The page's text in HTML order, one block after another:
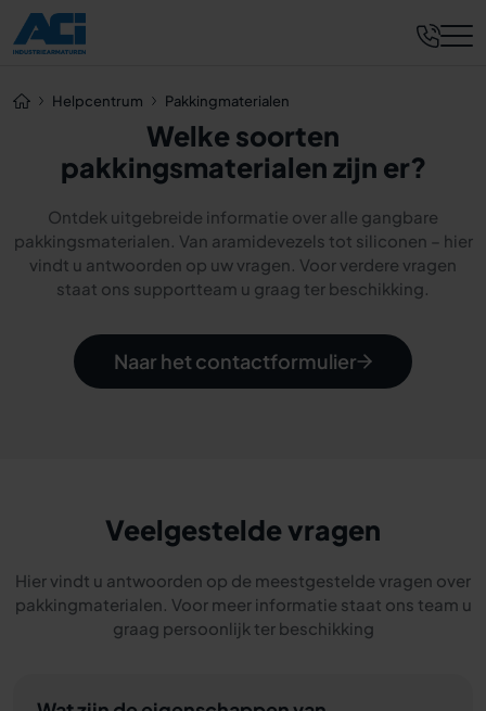
Helpcentrum Pakkingmaterialen
Welke soorten
pakkingsmaterialen zijn er?
Ontdek uitgebreide informatie over alle gangbare
pakkingsmaterialen. Van aramidevezels tot siliconen – hier
vindt u antwoorden op uw vragen. Voor verdere vragen
staat ons supportteam u graag ter beschikking.
Naar het contactformulier
Veelgestelde vragen
Hier vindt u antwoorden op de meestgestelde vragen over
pakkingmaterialen. Voor meer informatie staat ons team u
graag persoonlijk ter beschikking